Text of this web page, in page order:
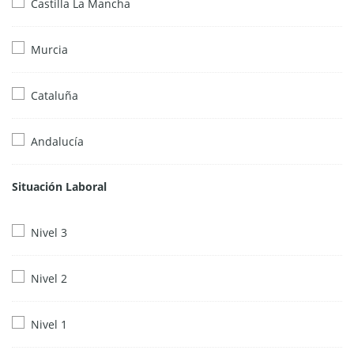
Castilla La Mancha
Murcia
Cataluña
Andalucía
Situación Laboral
Nivel 3
Nivel 2
Nivel 1